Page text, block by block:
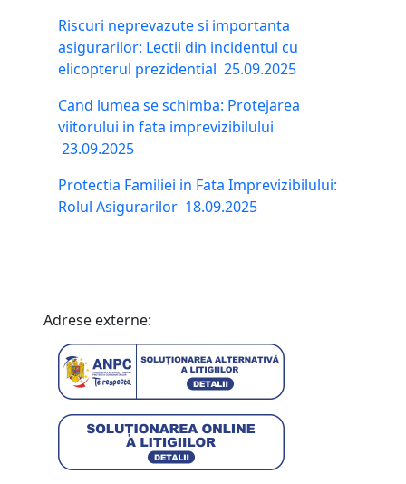
Riscuri neprevazute si importanta
asigurarilor: Lectii din incidentul cu
elicopterul prezidential 25.09.2025
Cand lumea se schimba: Protejarea
viitorului in fata imprevizibilului
23.09.2025
Protectia Familiei in Fata Imprevizibilului:
Rolul Asigurarilor 18.09.2025
Adrese externe: